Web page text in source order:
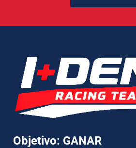
Objetivo: GANAR